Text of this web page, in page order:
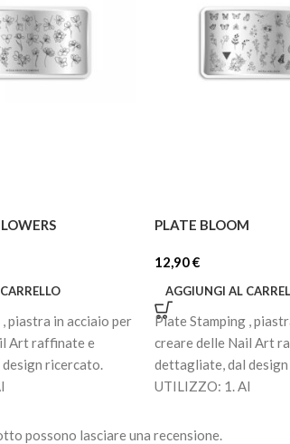
piastra in acciaio per
Art raffinate e
ricercato.
PLATE BLOOM
12,90€
AGGIUNGI AL
Plate Stamping ,
creare delle Nail Art
dettagliate, dal
UTILIZZO: 1. Al
possono lasciare una recensione.